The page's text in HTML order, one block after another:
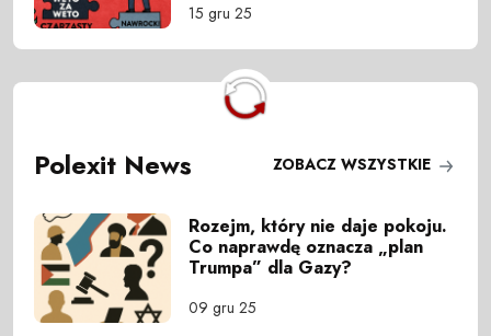
15 gru 25
Polexit News ZOBACZ WSZYSTKIE
Rozejm, który nie daje pokoju.
Co naprawdę oznacza „plan
Trumpa” dla Gazy?
09 gru 25